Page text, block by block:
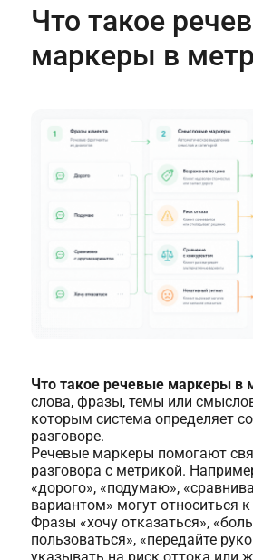
Что такое
маркеры в
Что такое речевые маркеры в
слова, фразы, темы или
которым система определяет
разговоре.
Речевые маркеры помогают
разговора с метрикой.
«дорого», «подумаю»,
вариантом» могут относиться
Фразы «хочу отказаться»,
пользоваться», «передайте
указывать на риск оттока или